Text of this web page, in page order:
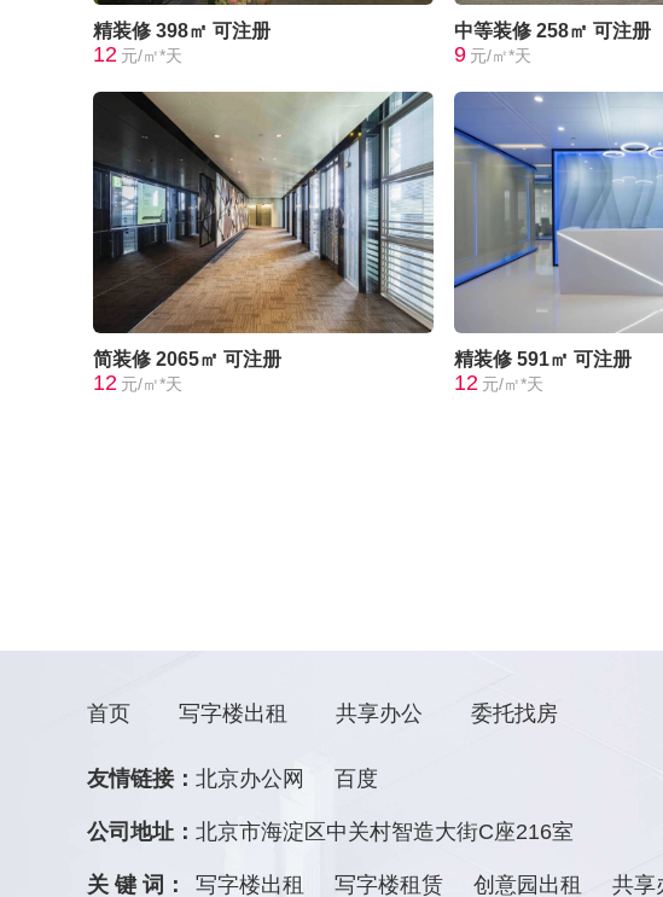
精装修 398㎡ 可注册
12 元/㎡*天
中等装修 258㎡ 可注册
9 元/㎡*天
简装修 2065㎡ 可注册
12 元/㎡*天
精装修 591㎡ 可注册
12 元/㎡*天
首页 写字楼出租 共享办公 委托找房
友情链接： 北京办公网 百度
公司地址： 北京市海淀区中关村智造大街C座216室
关 键 词： 写字楼出租 写字楼租赁 创意园出租 共享